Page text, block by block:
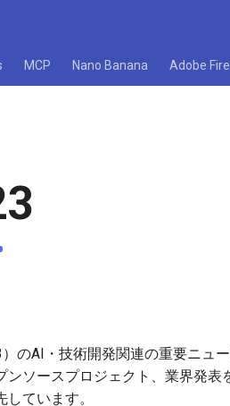
MCP Nano Banana Adobe
のAI・技術開発関連の重要ニュ
ソースプロジェクト、業界発
ています。